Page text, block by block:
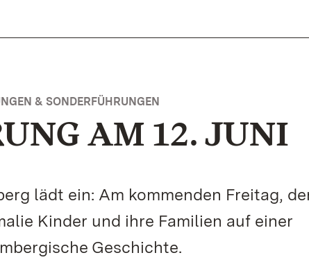
& SONDERFÜHRUNGEN
AM 12. JUNI
lädt ein: Am kommenden Freitag,
Kinder und ihre Familien auf einer
Geschichte.